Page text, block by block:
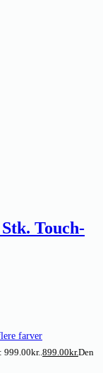
Touch-
farver
999.00kr..899.00kr.Den